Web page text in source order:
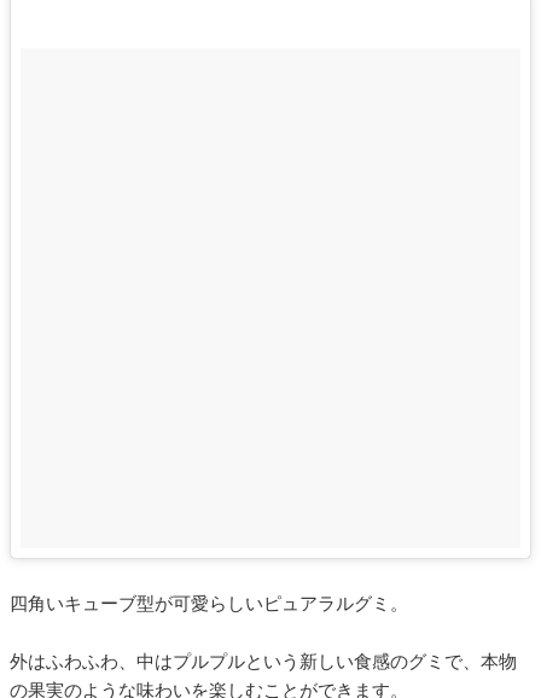
四角いキューブ型が可愛らしいピュアラルグミ。
外はふわふわ、中はプルプルという新しい食感のグミで、本物
の果実のような味わいを楽しむことができます。